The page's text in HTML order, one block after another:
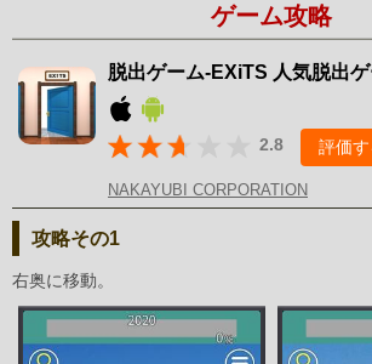
ゲーム攻略
脱出ゲーム-EXiTS 人気脱出
2.8 評価す
NAKAYUBI CORPORATION
攻略その1
右奥に移動。